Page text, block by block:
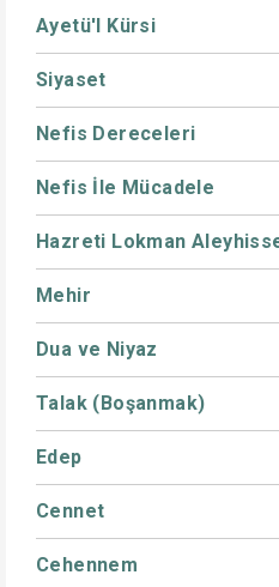
Ayetü'l Kürsi
Siyaset
Nefis Dereceleri
Nefis İle Mücadele
Hazreti Lokman
Mehir
Dua ve Niyaz
Talak (Boşanmak)
Edep
Cennet
Cehennem